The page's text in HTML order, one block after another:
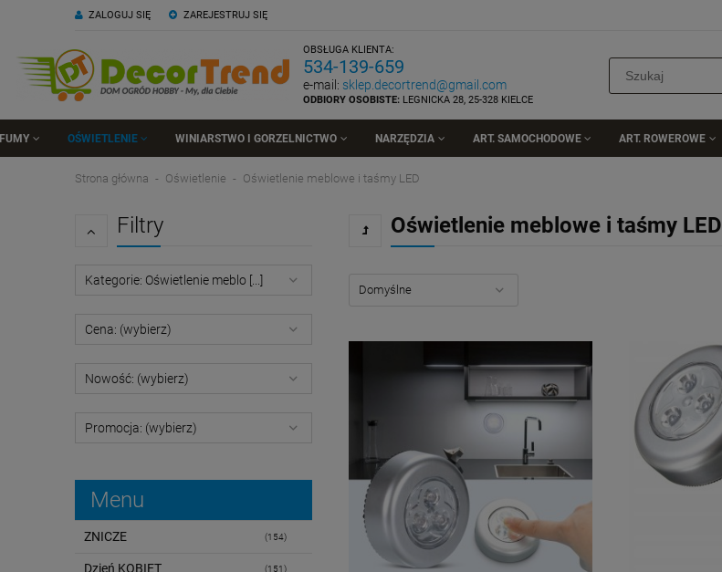
ZAREJESTRUJ SIĘ
ZALOGUJ SIĘ
OBSŁUGA KLIENTA:
534-139-659
e-mail: sklep.decortrend@gmail.com
ODBIORY OSOBISTE: LEGNICKA 28, 25-328 KIELCE
OŚWIETLENIE WINIARSTWO I GORZELNICTWO NARZĘDZIA ART. SAMOCHODOWE ART. ROWEROWE
Strona główna Oświetlenie Oświetlenie meblowe i taśmy LED
Filtry
Kategorie: Oświetlenie meblo [...]
Cena: (wybierz)
Nowość: (wybierz)
Promocja: (wybierz)
Menu
ZNICZE (154)
Dzień KOBIET (151)
Oświetlenie meblowe i taśmy LED